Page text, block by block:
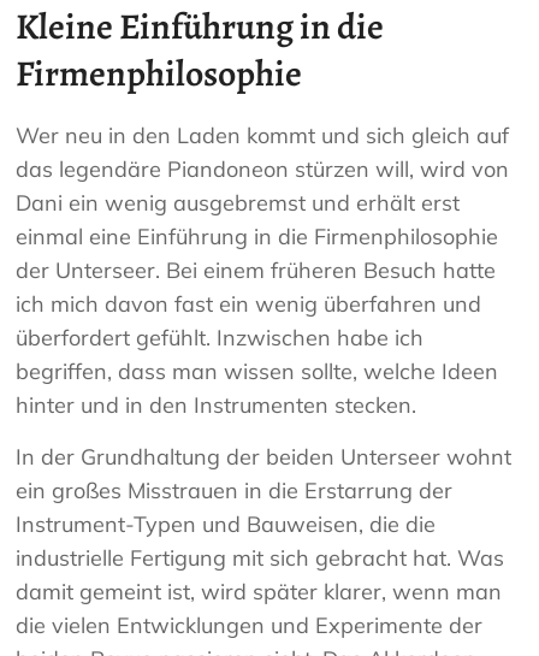
Kleine Einführung in die
Firmenphilosophie
Wer neu in den Laden kommt und sich gleich auf
das legendäre Piandoneon stürzen will, wird von
Dani ein wenig ausgebremst und erhält erst
einmal eine Einführung in die Firmenphilosophie
der Unterseer. Bei einem früheren Besuch hatte
ich mich davon fast ein wenig überfahren und
überfordert gefühlt. Inzwischen habe ich
begriffen, dass man wissen sollte, welche Ideen
hinter und in den Instrumenten stecken.
In der Grundhaltung der beiden Unterseer wohnt
ein großes Misstrauen in die Erstarrung der
Instrument-Typen und Bauweisen, die die
industrielle Fertigung mit sich gebracht hat. Was
damit gemeint ist, wird später klarer, wenn man
die vielen Entwicklungen und Experimente der